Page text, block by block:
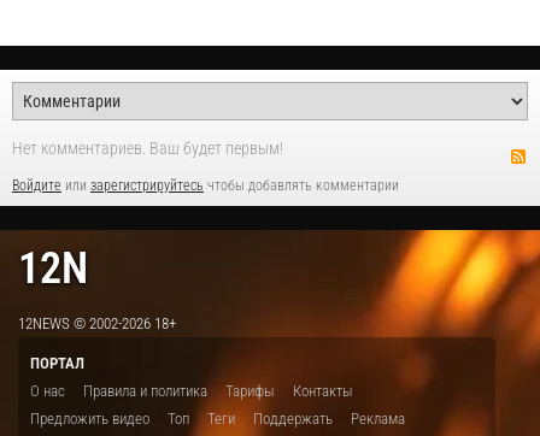
Нет комментариев. Ваш будет первым!
Войдите или зарегистрируйтесь чтобы добавлять комментарии
12N
12NEWS © 2002-2026 18+
ПОРТАЛ
О нас
Правила и политика Тарифы
Контакты
Предложить видео
Топ Теги Поддержать Реклама